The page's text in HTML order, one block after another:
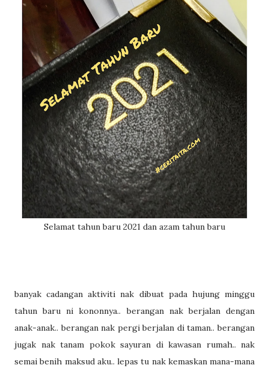
Selamat tahun baru 2021 dan azam tahun baru
banyak cadangan aktiviti nak dibuat pada hujung minggu
tahun baru ni kononnya.. berangan nak berjalan dengan
anak-anak.. berangan nak pergi berjalan di taman.. berangan
jugak nak tanam pokok sayuran di kawasan rumah.. nak
semai benih maksud aku.. lepas tu nak kemaskan mana-mana